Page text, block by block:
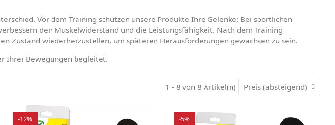
Vor dem Training schützen unsere Produkte Ihre Gelenke; Bei sportlichen
den Muskelwiderstand und die Leistungsfähigkeit. Nach dem Training
Zustand wiederherzustellen, um späteren Herausforderungen gewachsen zu sein.
Ihrer Bewegungen begleitet.
1 - 8 von 8 Artikel(n) Preis (absteigend)
-12% -5%